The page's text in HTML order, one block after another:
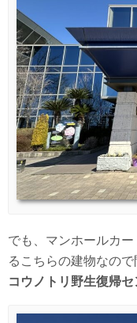
でも、マンホールカ
るこちらの建物なので
コウノトリ野生復帰セ